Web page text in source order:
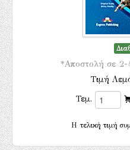
*Αποστολή σε 2-
Τιμή
Τεμ.
H τελική τιμή